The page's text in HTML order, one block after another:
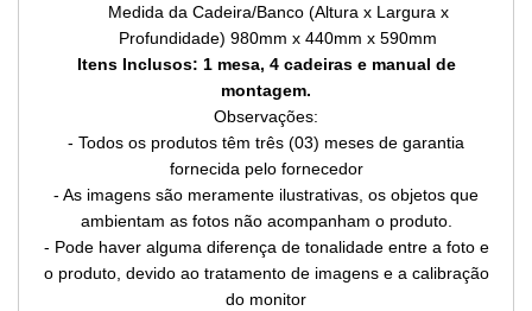
Medida da Cadeira/Banco (Altura x Largura x
Profundidade) 980mm x 440mm x 590mm
Itens Inclusos: 1 mesa, 4 cadeiras e manual de
montagem.
Observações:
- Todos os produtos têm três (03) meses de garantia
fornecida pelo fornecedor
- As imagens são meramente ilustrativas, os objetos que
ambientam as fotos não acompanham o produto.
- Pode haver alguma diferença de tonalidade entre a foto e
o produto, devido ao tratamento de imagens e a calibração
do monitor